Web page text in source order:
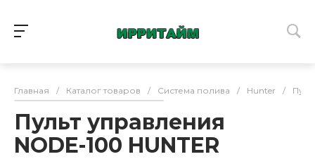
Главная / Каталог товаров / Система полива / Hunter /
Пульт управления
NODE-100 HUNTER